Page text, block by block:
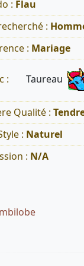
: Flau
:
: Mariage
: Taureau
Qualité :
: Naturel
: N/A